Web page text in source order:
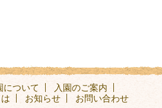
について
入園のご案内
お知らせ お問い合わせ